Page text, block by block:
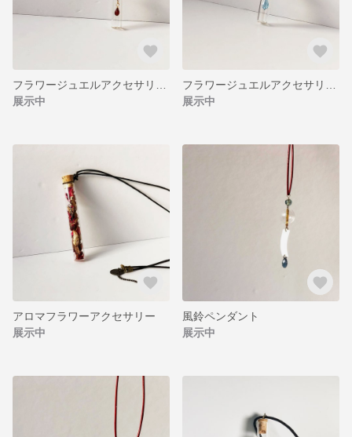
展示中
展示中
アロマフラワーアクセサリー
展示中
風鈴ペンダント
展示中